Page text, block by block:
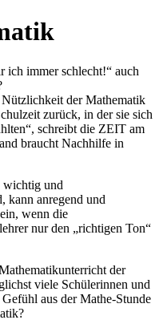
ich immer schlecht!“ auch
Nützlichkeit der Mathematik
zurück, in der sie sich
schreibt die ZEIT am
braucht Nachhilfe in
wichtig und
kann anregend und
wenn die
nur den „richtigen Ton“
der
viele Schülerinnen und
aus der Mathe-Stunde